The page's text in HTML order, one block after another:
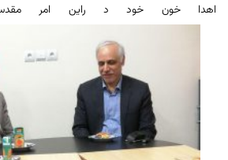
اهدا خون خود د راین امر